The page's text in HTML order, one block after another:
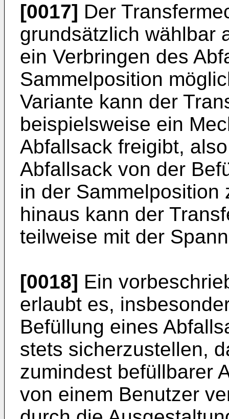
[0017] Der
grundsätzlich wählbar
ein Verbringen des
Sammelposition
Variante kann der
beispielsweise ein
Abfallsack freigibt,
Abfallsack von der
in der Sammelposition
hinaus kann der
teilweise mit der
[0018] Ein
erlaubt es,
Befüllung eines
stets sicherzustellen,
zumindest befüllbarer
von einem Benutzer